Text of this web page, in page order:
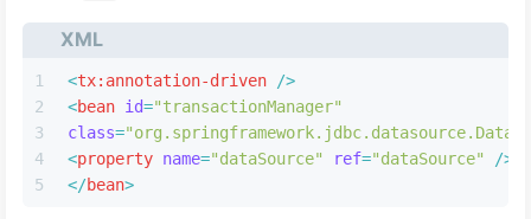
XML
1
2
3
4
5
<tx:annotation-driven />
<bean id="transactionManager"
class=
<property name="dataSource" ref="dataSource"
/>
</bean>